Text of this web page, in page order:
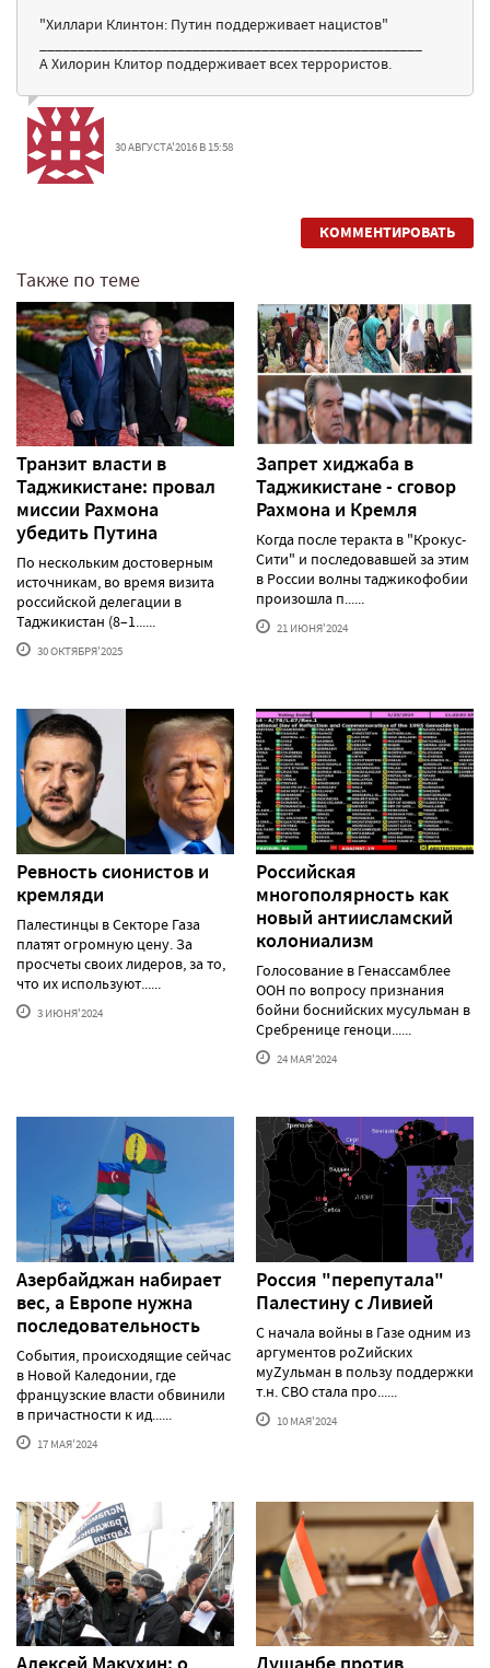
"Хиллари Клинтон: Путин поддерживает нацистов"
А Хилорин Клитор поддерживает всех террористов.
30 АВГУСТА'2016 В 15:58
КОММЕНТИРОВАТЬ
Также по теме
Транзит власти в
Таджикистане: провал
миссии Рахмона
убедить Путина
По нескольким достоверным
источникам, во время визита
российской делегации в
Таджикистан (8–1......
30 ОКТЯБРЯ'2025
Запрет хиджаба в
Таджикистане - сговор
Рахмона и Кремля
Когда после теракта в "Крокус-
Сити" и последовавшей за этим
в России волны таджикофобии
произошла п......
21 ИЮНЯ'2024
Ревность сионистов и
кремляди
Палестинцы в Секторе Газа
платят огромную цену. За
просчеты своих лидеров, за то,
что их используют......
3 ИЮНЯ'2024
Российская
многополярность как
новый антиисламский
колониализм
Голосование в Генассамблее
ООН по вопросу признания
бойни боснийских мусульман в
Сребренице геноци......
24 МАЯ'2024
Азербайджан набирает
вес, а Европе нужна
последовательность
События, происходящие сейчас
в Новой Каледонии, где
французские власти обвинили
в причастности к ид......
17 МАЯ'2024
Россия "перепутала"
Палестину с Ливией
С начала войны в Газе одним из
аргументов роZийских
муZульман в пользу поддержки
т.н. СВО стала про......
10 МАЯ'2024